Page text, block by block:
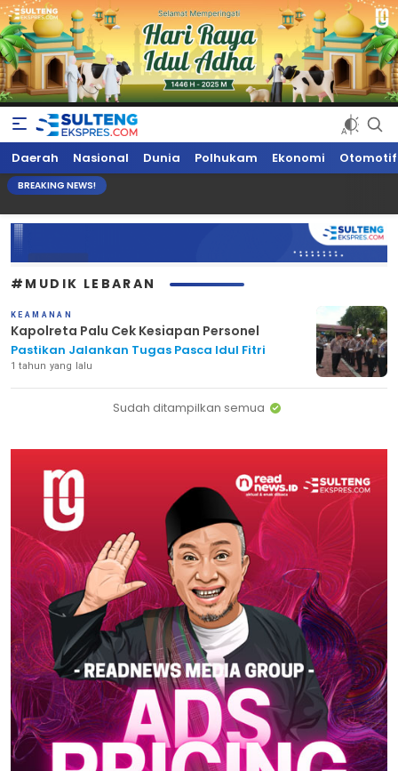
Sultengekspres.com
Berita Seputar Sulteng Hari Ini, Update Terkini, Suaranya Rakyat
Sulteng
Daerah Nasional Dunia Polhukam Ekonomi Otomotif
BREAKING NEWS!
#MUDIK LEBARAN
KEAMANAN
Kapolreta Palu Cek Kesiapan Personel
Pastikan Jalankan Tugas Pasca Idul Fitri
1 tahun yang lalu
Sudah ditampilkan semua